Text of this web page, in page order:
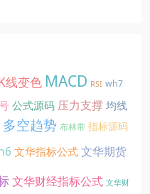
线变色 MACD RSI wh7
公式源码 压力支撑 均线
多空趋势 布林带 指标源码
文华指标公式文华期货
文华财经指标公式 文华财